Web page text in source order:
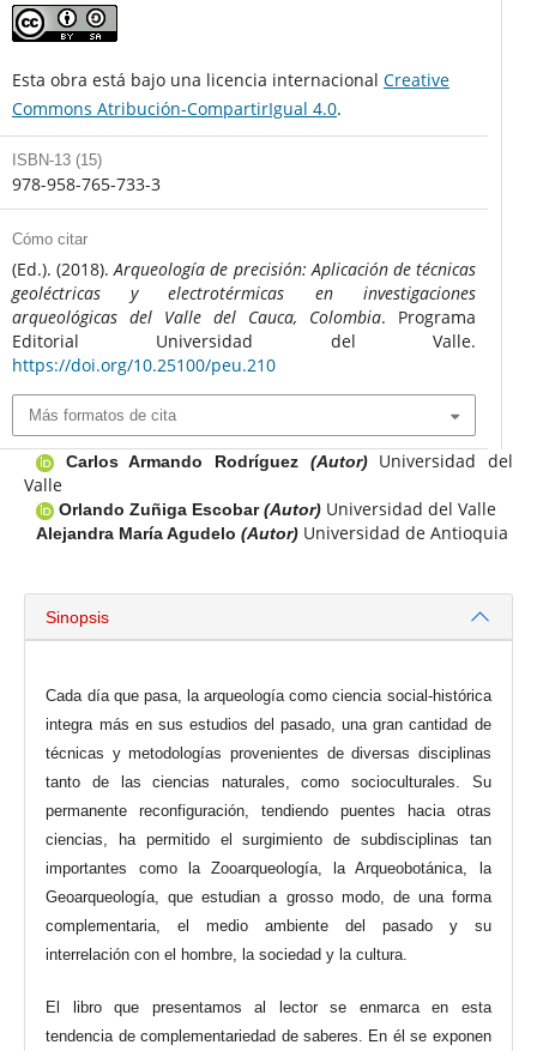
Esta obra está bajo una licencia internacional Creative
Commons Atribución-CompartirIgual 4.0.
ISBN-13 (15)
978-958-765-733-3
Cómo citar
(Ed.). (2018).Arqueología de precisión: Aplicación de técnicas
geoléctricas y electrotérmicas en investigaciones
arqueológicas del Valle del Cauca, Colombia. Programa
Editorial Universidad del Valle.
https://doi.org/10.25100/peu.210
Más formatos de cita
Carlos Armando Rodríguez (Autor)
Universidad del
Valle
Orlando Zuñiga Escobar(Autor) Universidad del Valle
Alejandra María Agudelo (Autor) Universidad de Antioquia
Sinopsis
Cada día que pasa, la arqueología como ciencia social-histórica
integra más en sus estudios del pasado, una gran cantidad de
técnicas y metodologías provenientes de diversas disciplinas
tanto de las ciencias naturales, como socioculturales. Su
permanente reconfiguración, tendiendo puentes hacia otras
ciencias, ha permitido el surgimiento de subdisciplinas tan
importantes como la Zooarqueología, la Arqueobotánica, la
Geoarqueología, que estudian a grosso modo, de una forma
complementaria, el medio ambiente del pasado y su
interrelación con el hombre, la sociedad y la cultura.
El libro que presentamos al lector se enmarca en esta
tendencia de complementariedad de saberes. En él se exponen